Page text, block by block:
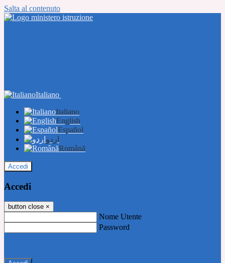
Salta al contenuto
Italiano
Italiano
English
Español
اردو
Română
Accedi
Accedi
button close ×
Nome Utente
Password